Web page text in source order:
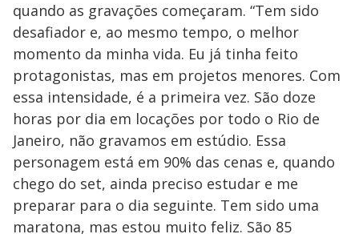
quando as gravações começaram. “Tem sido
desafiador e, ao mesmo tempo, o melhor
momento da minha vida. Eu já tinha feito
protagonistas, mas em projetos menores. Com
essa intensidade, é a primeira vez. São doze
horas por dia em locações por todo o Rio de
Janeiro, não gravamos em estúdio. Essa
personagem está em 90% das cenas e, quando
chego do set, ainda preciso estudar e me
preparar para o dia seguinte. Tem sido uma
maratona, mas estou muito feliz. São 85